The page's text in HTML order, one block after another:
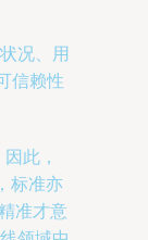
况、用
信赖性
此，
标准亦
准才意